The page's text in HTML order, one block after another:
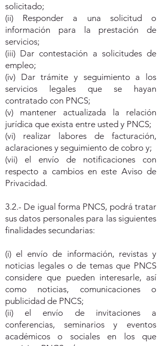
solicitado;
(ii) Responder a una solicitud o
información para la prestación de
servicios;
(iii) Dar contestación a solicitudes de
empleo;
(iv) Dar trámite y seguimiento a los
servicios legales que se hayan
contratado con PNCS;
(v) mantener actualizada la relación
jurídica que exista entre usted y PNCS;
(vi) realizar labores de facturación,
aclaraciones y seguimiento de cobro y;
(vii) el envío de notificaciones con
respecto a cambios en este Aviso de
Privacidad.
3.2.- De igual forma PNCS, podrá tratar
sus datos personales para las siguientes
finalidades secundarias:
(i) el envío de información, revistas y
noticias legales o de temas que PNCS
considere que pueden interesarle, así
como noticias, comunicaciones o
publicidad de PNCS;
(ii) el envío de invitaciones a
conferencias, seminarios y eventos
académicos o sociales en los que